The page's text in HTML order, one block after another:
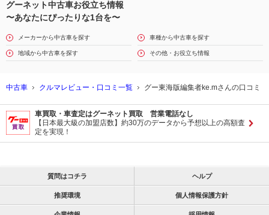
グーネット中古車お役立ち情報
〜あなたにぴったりな1台を〜
メーカーから中古車を探す 車種から中古車を探す
地域から中古車を探す その他・お役立ち情報
中古車 クルマレビュー・口コミ一覧 グー東海版編集者ke.mさんの口コミ
車買取・車査定はグーネット買取 営業電話なし
【日本最大級の加盟店数】約30万のデータから予想以上の高額査
定を実現！
質問はコチラ ヘルプ
推奨環境 個人情報保護方針